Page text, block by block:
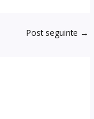
Post seguinte →